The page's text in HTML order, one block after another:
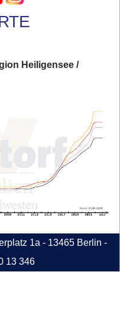
Heiligensee /
1a - 13465 Berlin -
13 346